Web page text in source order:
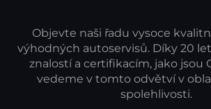
Objevte naši řadu vysoce
výhodných autoservisů. Díky 20
znalostí a certifikacím, jako jsou
vedeme v tomto odvětví v
spolehlivosti.